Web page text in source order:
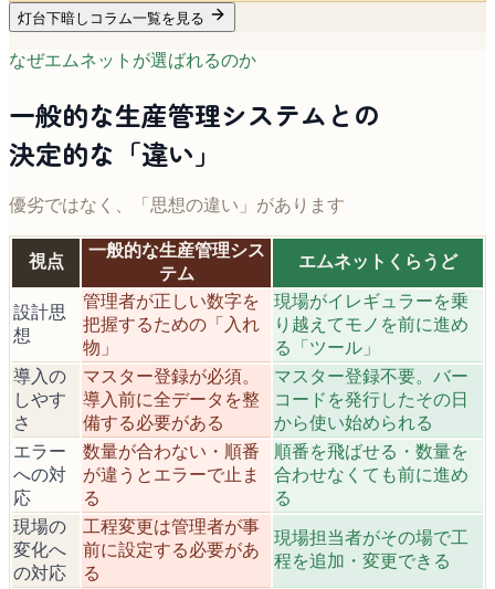
灯台下暗しコラム一覧を見る
なぜエムネットが選ばれるのか
一般的な生産管理システムとの
決定的な「違い」
優劣ではなく、「思想の違い」があります
視点
一般的な生産管理シス
テム
エムネットくらうど
設計思
想
管理者が正しい数字を
把握するための「入れ
物」
現場がイレギュラーを乗
り越えてモノを前に進め
る「ツール」
導入の
しやす
さ
マスター登録が必須。
導入前に全データを整
備する必要がある
マスター登録不要。バー
コードを発行したその日
から使い始められる
エラー
への対
応
数量が合わない・順番
が違うとエラーで止ま
る
順番を飛ばせる・数量を
合わせなくても前に進め
る
現場の
変化へ
の対応
工程変更は管理者が事
前に設定する必要があ
る
現場担当者がその場で工
程を追加・変更できる